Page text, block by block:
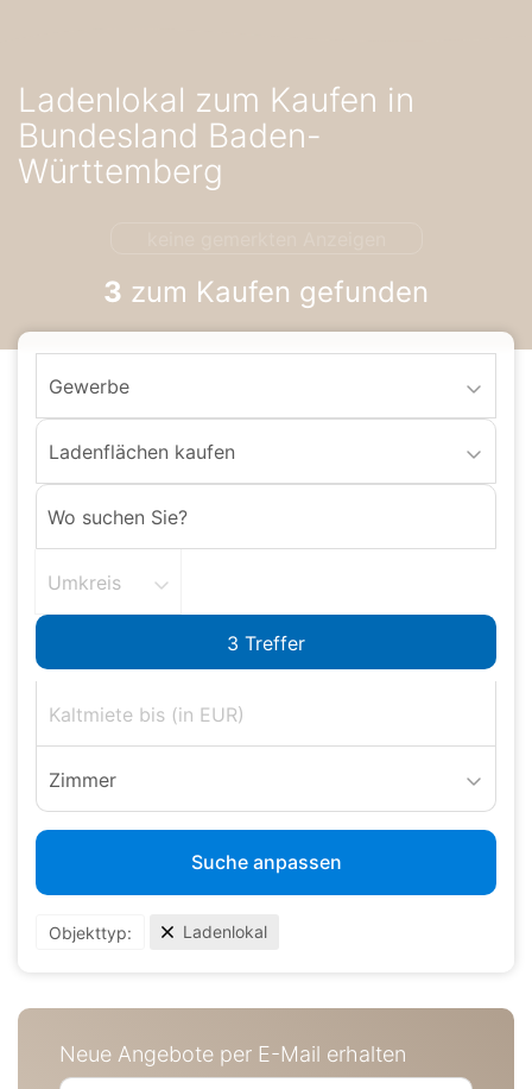
zur
Navigation
zum
Inhalt
Ladenlokal zum Kaufen in
Bundesland Baden-
Württemberg
3 zum Kaufen gefunden
Gewerbe
Ladenflächen kaufen
Umkreis
Zimmer
Suche anpassen
Objekttyp: Ladenlokal
Neue Angebote per E-Mail erhalten